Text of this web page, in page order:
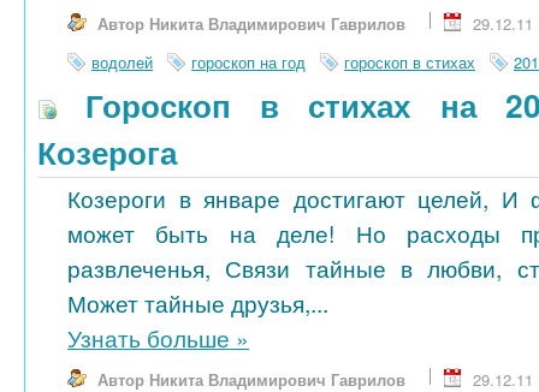
Автор Никита Владимирович Гаврилов
29.12.11
водолей
гороскоп на год гороскоп в стихах
Гороскоп в стихах на
Козерога
Козероги в январе достигают целей, И
может быть на деле! Но расходы
развлеченья, Связи тайные в любви,
Может тайные друзья,...
Узнать больше »
Автор Никита Владимирович Гаврилов
29.12.11